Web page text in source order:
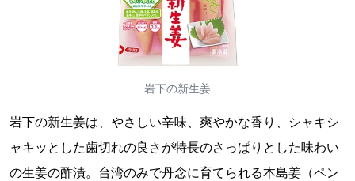
岩下の新生姜
岩下の新生姜は、やさしい辛味、爽やかな香り、シャキシ
ャキッとした歯切れの良さが特長のさっぱりとした味わい
の生姜の酢漬。台湾のみで丹念に育てられる本島姜（ペン